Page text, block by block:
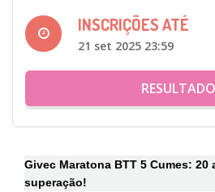
INSCRIÇÕES ATÉ
21 set 2025 23:59
Givec Maratona BTT 5 Cumes: 20
superação!